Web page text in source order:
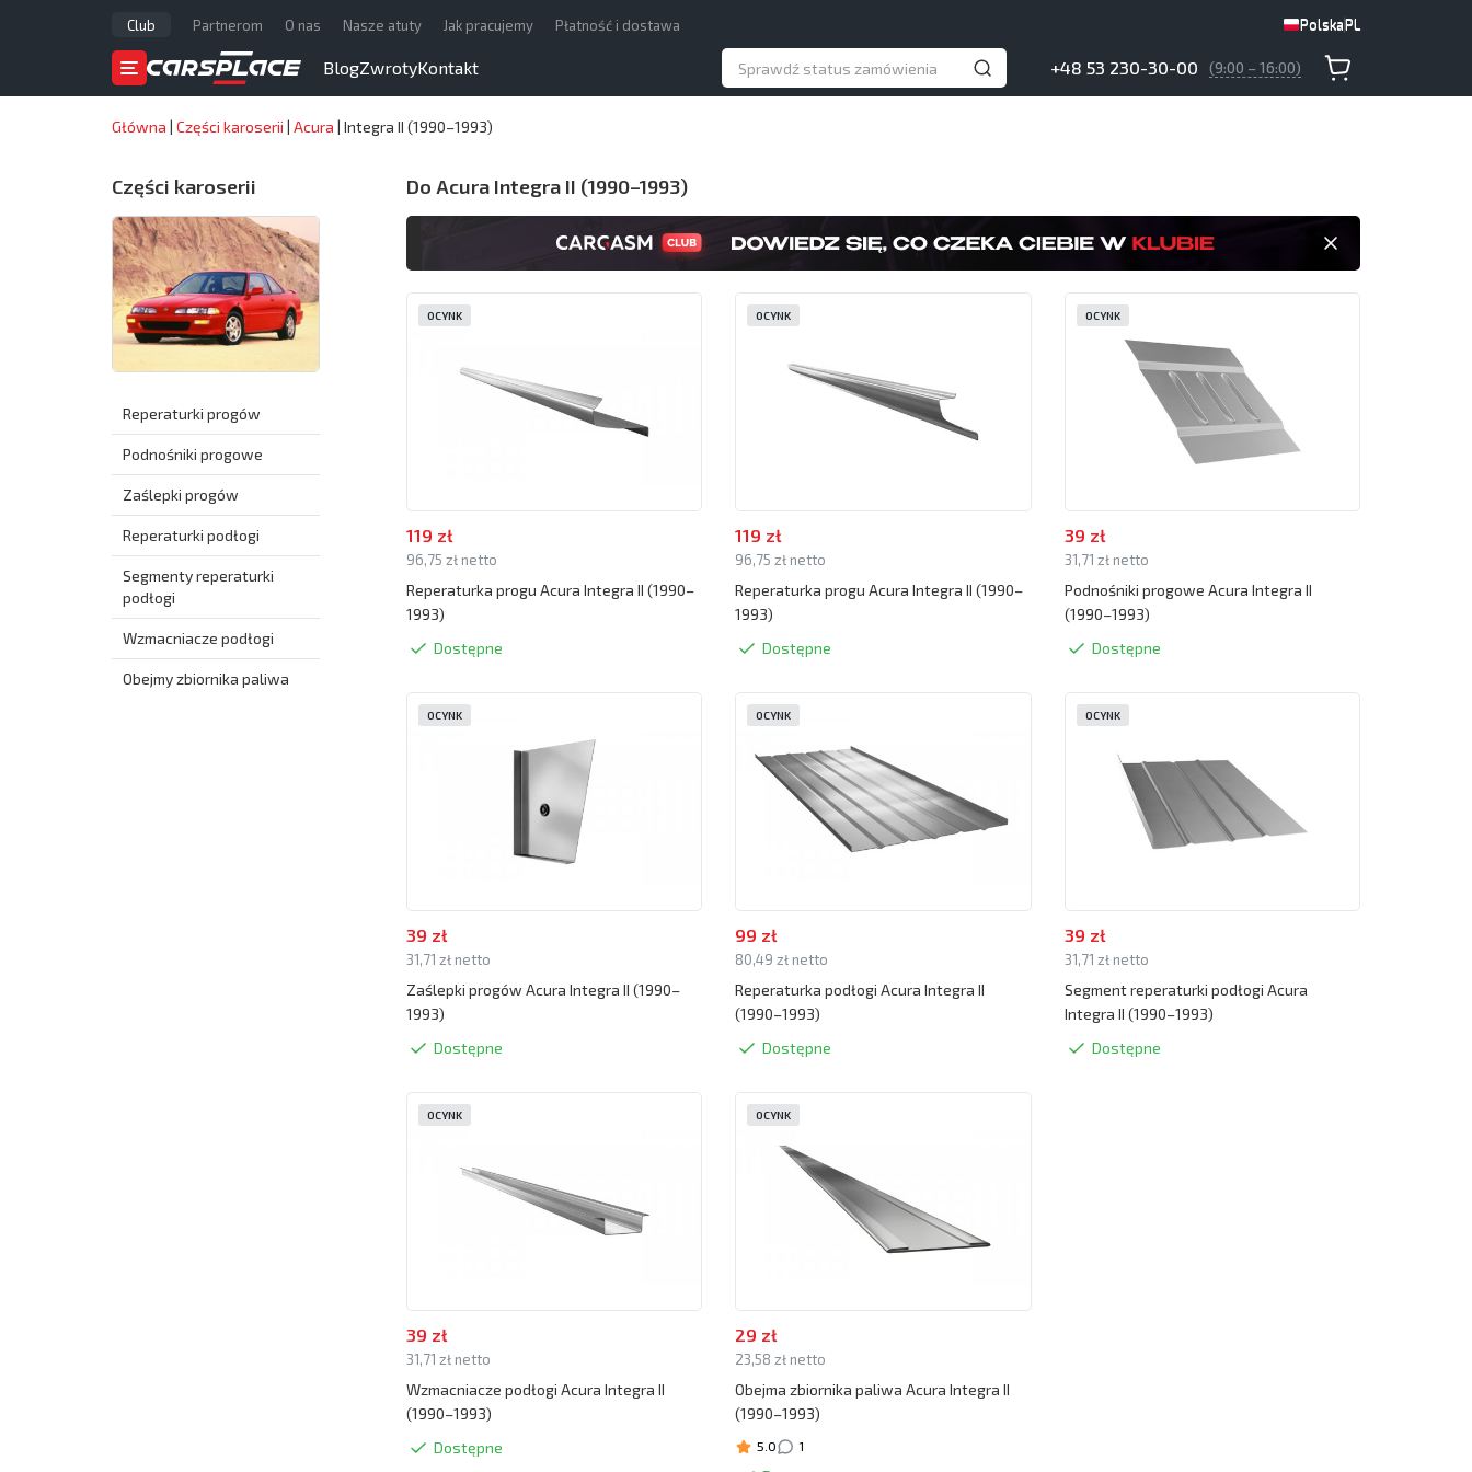
Club Partnerom O nas Nasze atuty Jak pracujemy Płatność i dostawa PolskaPL
BlogZwrotyKontakt +48 53 230-30-00 (9:00 – 16:00)
PolskaPL
Główna | Części karoserii | Acura | Integra II (1990–1993)
Części karoserii
Reperaturki progów
Podnośniki progowe
Zaślepki progów
Reperaturki podłogi
Segmenty reperaturki
podłogi
Wzmacniacze podłogi
Obejmy zbiornika paliwa
Do Acura Integra II (1990–1993)
119 zł
96,75 zł netto
Reperaturka progu Acura Integra II (1990–
1993)
Dostępne
OCYNK
119 zł
96,75 zł netto
Reperaturka progu Acura Integra II (1990–
1993)
Dostępne
OCYNK
39 zł
31,71 zł netto
Podnośniki progowe Acura Integra II
(1990–1993)
Dostępne
OCYNK
39 zł
31,71 zł netto
Zaślepki progów Acura Integra II (1990–
1993)
Dostępne
OCYNK
99 zł
80,49 zł netto
Reperaturka podłogi Acura Integra II
(1990–1993)
Dostępne
OCYNK
39 zł
31,71 zł netto
Segment reperaturki podłogi Acura
Integra II (1990–1993)
Dostępne
OCYNK
39 zł
31,71 zł netto
Wzmacniacze podłogi Acura Integra II
(1990–1993)
Dostępne
OCYNK
29 zł
23,58 zł netto
Obejma zbiornika paliwa Acura Integra II
(1990–1993)
5.0 1
OCYNK